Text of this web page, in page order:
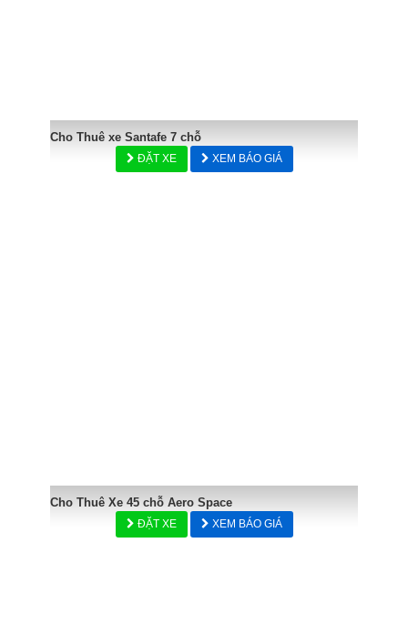
Cho Thuê xe Santafe 7 chỗ
ĐẶT XE XEM BÁO GIÁ
Cho Thuê Xe 45 chỗ Aero Space
ĐẶT XE XEM BÁO GIÁ